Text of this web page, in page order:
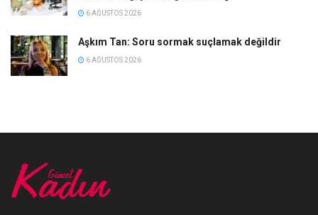
6 AĞUSTOS 2026
Aşkım Tan: Soru sormak suçlamak değildir
6 AĞUSTOS 2026